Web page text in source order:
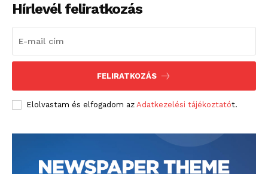
blogSZOLNOK
Hírlevél feliratkozás
FELIRATKOZÁS
Elolvastam és elfogadom az Adatkezelési tájékoztatót.